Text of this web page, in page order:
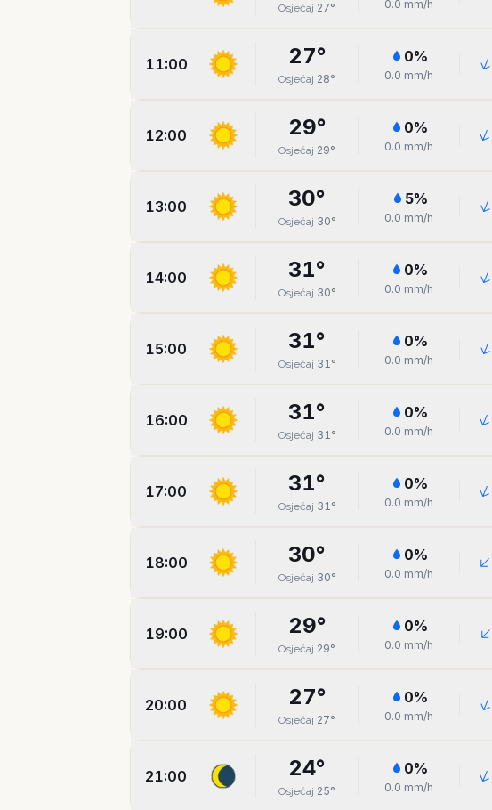
Osjećaj 27° 0.0 mm/h
11:00 27°
Osjećaj 28°
0%
0.0 mm/h
12:00 29°
Osjećaj 29°
0%
0.0 mm/h
13:00 30°
Osjećaj 30°
5%
0.0 mm/h
14:00 31°
Osjećaj 30°
0%
0.0 mm/h
15:00 31°
Osjećaj 31°
0%
0.0 mm/h
16:00 31°
Osjećaj 31°
0%
0.0 mm/h
17:00 31°
Osjećaj 31°
0%
0.0 mm/h
18:00 30°
Osjećaj 30°
0%
0.0 mm/h
19:00 29°
Osjećaj 29°
0%
0.0 mm/h
20:00 27°
Osjećaj 27°
0%
0.0 mm/h
21:00 24°
Osjećaj 25°
0%
0.0 mm/h